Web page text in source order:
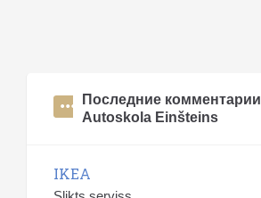
Последние комментарии
Autoskola Einšteins
IKEA